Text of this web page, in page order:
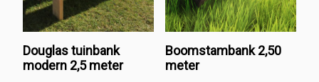
Douglas tuinbank
modern 2,5 meter
Boomstambank 2,50
meter